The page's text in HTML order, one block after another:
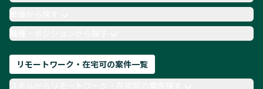
月収100万円 業務委託
COBOL
Ruby
TypeScript
Laravel AWS
単価から探す
職種・ポジションから探す
リモートワーク・在宅可の案件一覧